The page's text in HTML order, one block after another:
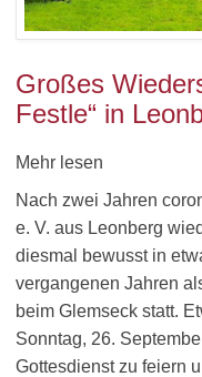
Großes
Festle“ in
Mehr lesen
Nach zwei Jahren
e. V. aus Leonberg
diesmal bewusst in
vergangenen Jahren
beim Glemseck statt.
Sonntag, 26.
Gottesdienst zu feiern